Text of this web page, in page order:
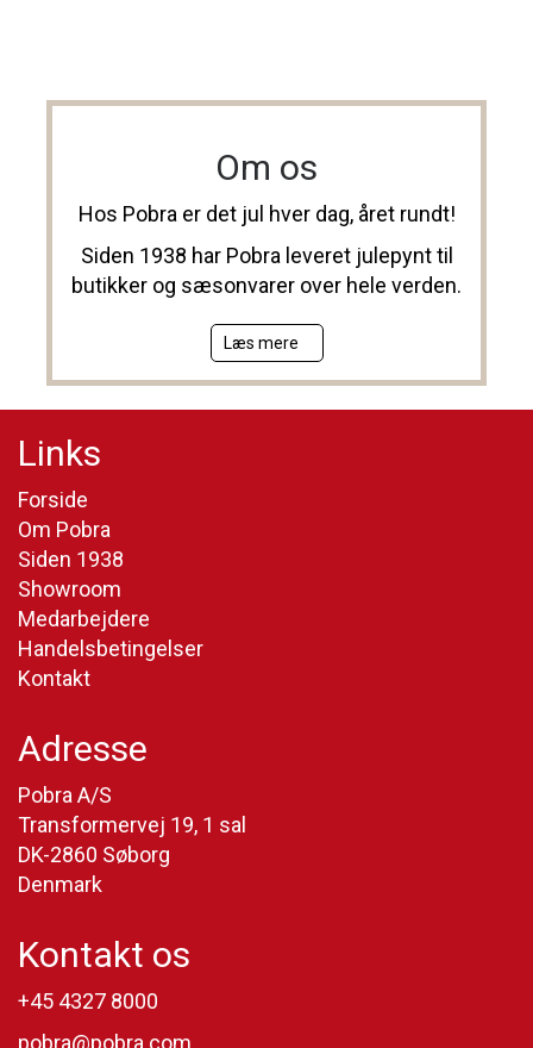
Om os
Hos Pobra er det jul hver dag, året rundt!
Siden 1938 har Pobra leveret julepynt til
butikker og sæsonvarer over hele verden.
Læs mere
Links
Forside
Om Pobra
Siden 1938
Showroom
Medarbejdere
Handelsbetingelser
Kontakt
Adresse
Pobra A/S
Transformervej 19, 1 sal
DK-2860 Søborg
Denmark
Kontakt os
+45 4327 8000
pobra@pobra.com